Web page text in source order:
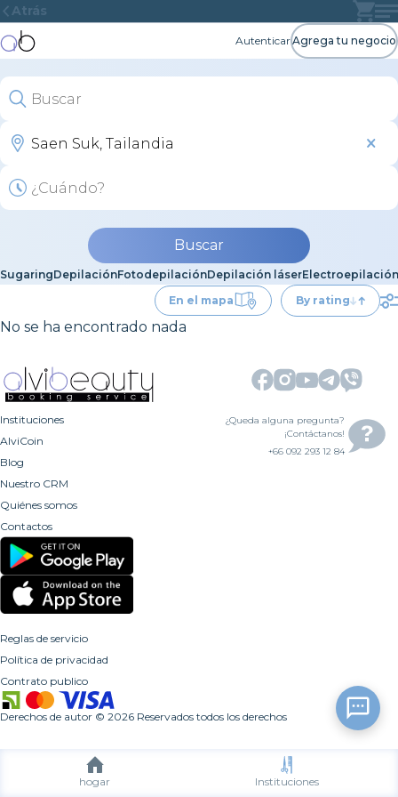
hogar Instituciones
Atrás
AutenticarAgrega tu negocio
Buscar
SugaringDepilaciónFotodepilaciónDepilación láserElectroepilación
En el mapa
By rating
No se ha encontrado nada
Instituciones
AlviCoin
Blog
Nuestro CRM
Quiénes somos
Contactos
¿Queda alguna pregunta?
¡Contáctanos!
+66 092 293 12 84
Reglas de servicio
Política de privacidad
Contrato publico
Derechos de autor © 2026 Reservados todos los derechos